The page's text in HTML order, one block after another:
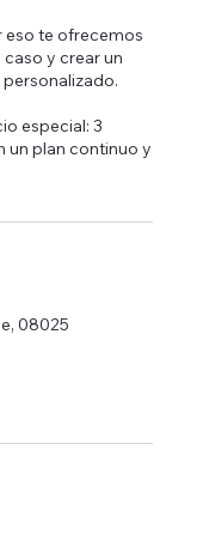
eso te ofrecemos
y crear un
especial: 3
un plan continuo y
08025